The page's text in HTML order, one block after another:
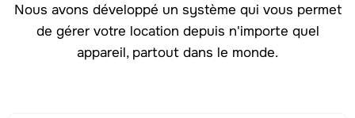
Nous avons développé un système qui vous permet
de gérer votre location depuis n'importe quel
appareil, partout dans le monde.